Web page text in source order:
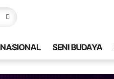
NASIONAL SENI BUDAYA